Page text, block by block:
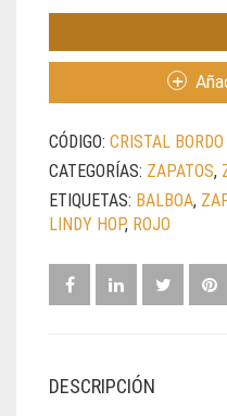
RED
CÓDIGO: CRISTAL BORDO
CATEGORÍAS: ZAPATOS,
ETIQUETAS: BALBOA,
LINDY HOP, ROJO
DESCRIPCIÓN